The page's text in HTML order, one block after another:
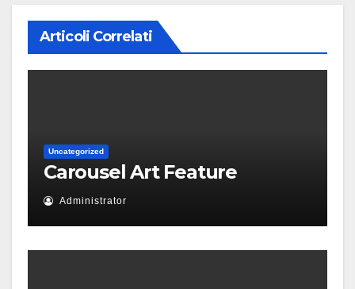
Articoli Correlati
Uncategorized
Carousel Art Feature
Administrator